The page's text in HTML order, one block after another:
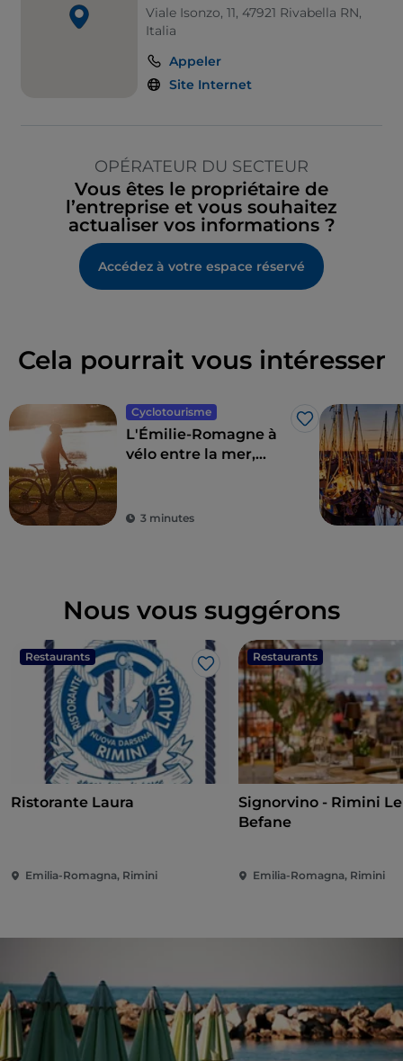
Viale Isonzo, 11, 47921 Rivabella RN,
Italia
Appeler
Site Internet
OPÉRATEUR DU SECTEUR
Vous êtes le propriétaire de
l’entreprise et vous souhaitez
actualiser vos informations ?
Accédez à votre espace réservé
Cela pourrait vous intéresser
Cyclotourisme
J’aime
L'Émilie-Romagne à
vélo entre la mer,
3 minutes
Nous vous suggérons
Restaurants
J’aime
Ristorante Laura
Emilia-Romagna, Rimini
Restaurants
Signorvino - Rimini Le
Befane
Emilia-Romagna, Rimini